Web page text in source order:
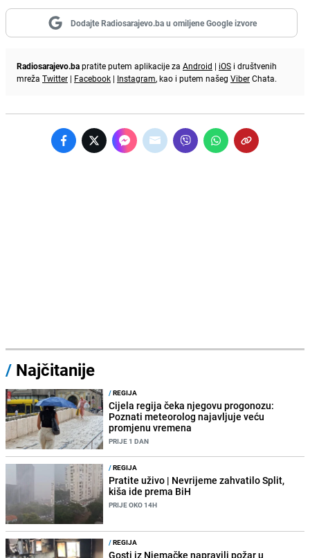
Dodajte Radiosarajevo.ba u omiljene Google izvore
Radiosarajevo.bapratite putem aplikacije za Android | iOS i društvenih
mreža Twitter | Facebook | Instagram, kao i putem našeg ViberChata.
/ Najčitanije
/REGIJA
Cijela regija čeka njegovu progonozu:
Poznati meteorolog najavljuje veću
promjenu vremena
PRIJE 1 DAN
/REGIJA
Pratite uživo | Nevrijeme zahvatilo Split,
kiša ide prema BiH
PRIJE OKO 14H
/REGIJA
Gosti iz Njemačke napravili požar u